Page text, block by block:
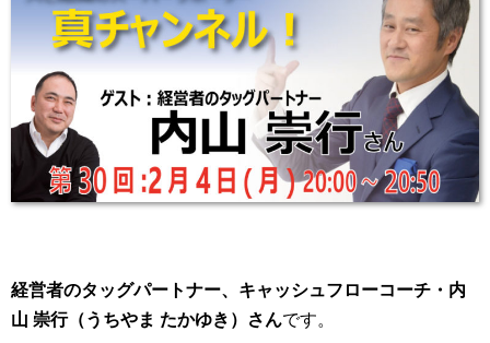
経営者のタッグパートナー、キャッシュフローコーチ・内
山 崇行（うちやま たかゆき）さんです。